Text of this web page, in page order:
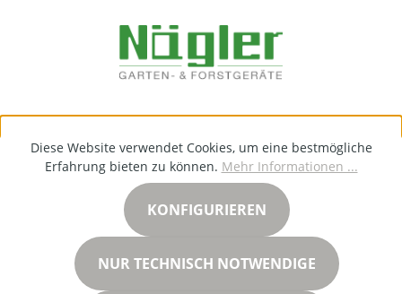
Diese Website verwendet Cookies, um eine bestmögliche
Erfahrung bieten zu können. Mehr Informationen ...
NUR TECHNISCH NOTWENDIGE
KONFIGURIEREN